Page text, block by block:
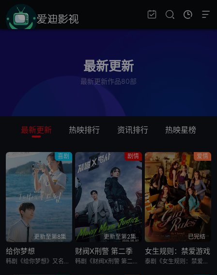
最新更新
最新更新作品80部
最新更新 热映排行 资讯排行 热映星榜
喜剧
更新至第8集
给你梦想
韩剧《给你梦想》又名：Dream For You,그대에게 드림，讲述了：该剧是一部浪漫喜剧，讲述了连一个梦想都无所畏惧的十几岁，被现实挡住而受挫的二十几岁，像变成那样的大人的三十几岁的记者李载与一个
剧情
更新至第2集
财阀X刑警 第二季
韩剧《财阀X刑警 第二季》又名：재벌X형사 2,재벌X형사2,财阀X刑警 2,财阀X刑警2,Flex x Cop2,纨绔子弟(韩国版),재벌X형사 시즌2，讲述了：财阀富三代警察陈利手（安普贤 饰）华
爱情
已完结
女生规则：禁爱游戏
泰剧《女生规则：禁爱游戏》又名：Girl Rules,女孩规则,女孩守则：禁止爱她,女生规则：禁止爱她,女孩规则：禁爱游戏,基本守则...禁止爱她,กฎหลัก...ห้ามรักเธอ，讲述了：时尚